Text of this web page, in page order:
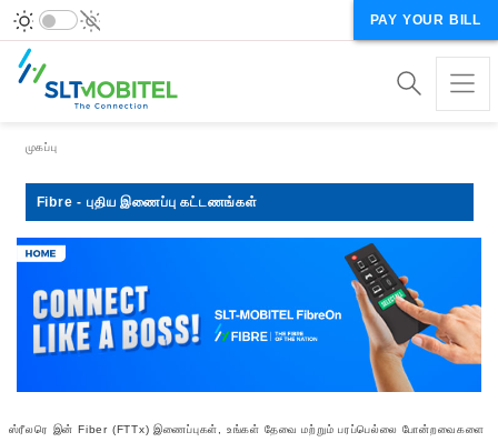
PAY YOUR BILL
Breadcrumb
முகப்பு
Fibre - புதிய இணைப்பு கட்டணங்கள்
ஸ்ரீலரெ இன் Fiber (FTTx) இணைப்புகள், உங்கள் தேவை மற்றும் பரப்பெல்லை போன்றவைகளை